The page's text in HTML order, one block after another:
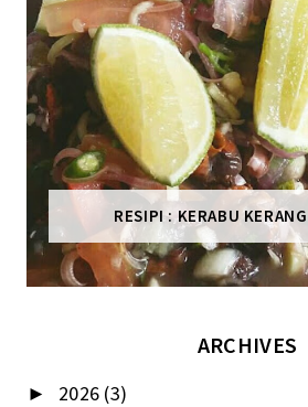
RESIPI : KERABU
ARCHIVES
► 2026 (3)